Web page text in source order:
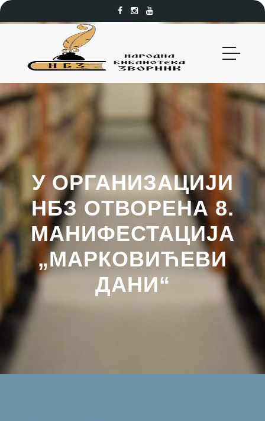
У ОРГАНИЗАЦИЈИ
НБЗ ОТВОРЕНА 8.
МАНИФЕСТАЦИЈА
„МАРКОВИЋЕВИ
ДАНИ“